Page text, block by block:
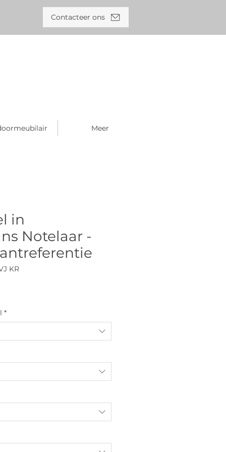
Contacteer ons
Meer
in
Notelaar -
KR
*